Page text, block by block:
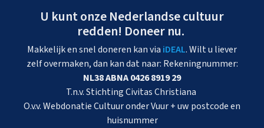
U kunt onze Nederlandse cultuur
redden! Doneer nu.
Makkelijk en snel doneren kan via iDEAL. Wilt u liever
zelf overmaken, dan kan dat naar: Rekeningnummer:
NL38 ABNA 0426 8919 29
T.n.v. Stichting Civitas Christiana
O.v.v. Webdonatie Cultuur onder Vuur + uw postcode en
huisnummer